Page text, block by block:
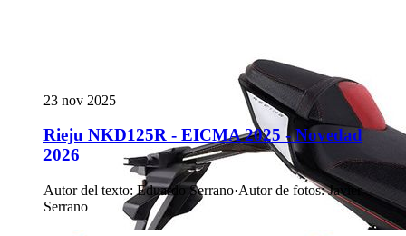
23 nov 2025
Rieju NKD125R - EICMA 2025 - Novedad
2026
Autor del texto: Eduardo Serrano·Autor de fotos: Javier
Serrano